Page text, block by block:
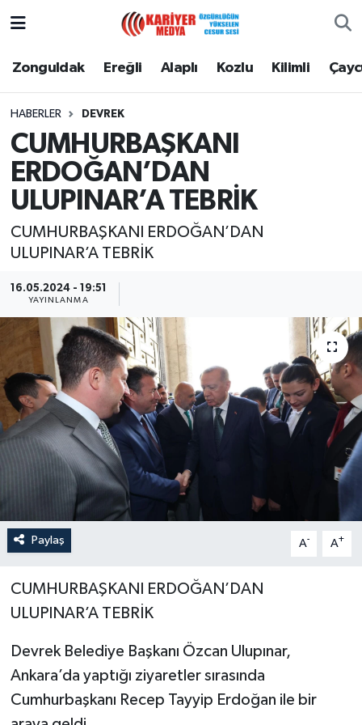
Zonguldak Ereğli Alaplı Kozlu Kilimli
HABERLER DEVREK
CUMHURBAŞKANI
ERDOĞAN’DAN
ULUPINAR’A TEBRİK
CUMHURBAŞKANI ERDOĞAN’DAN
ULUPINAR’A TEBRİK
16.05.2024 - 19:51
YAYINLANMA
Paylaş A- A+
CUMHURBAŞKANI ERDOĞAN’DAN
ULUPINAR’A TEBRİK
Devrek Belediye Başkanı Özcan Ulupınar,
Ankara’da yaptığı ziyaretler sırasında
Cumhurbaşkanı Recep Tayyip Erdoğan ile bir
Zonguldak
Alaplı
Kozlu
Kilimli
Devrek
Özel
Mesaj
Dergim
Ulusal
Zonguldak Nöbetçi Eczaneler
Zonguldak Namaz Vakitleri
Zonguldak Trafik Yoğunluk Haritası
Puan Durumu ve Fikstür
Son Dakika Haberleri
Haber Arşivi